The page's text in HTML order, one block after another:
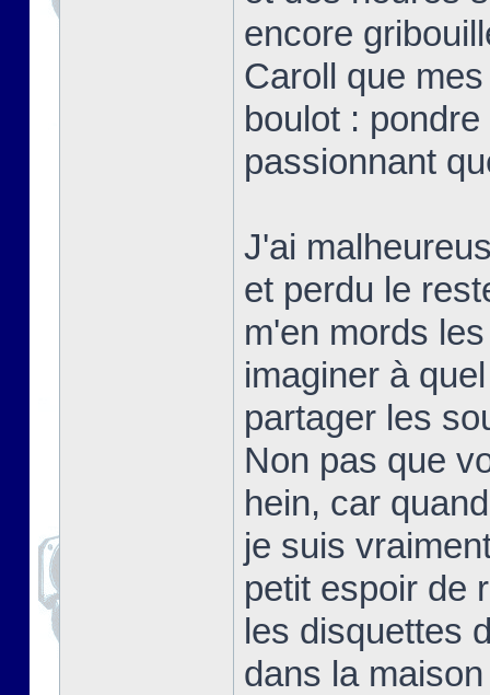
encore
Caroll que
boulot :
passionnant
J'ai
et perdu le
m'en mords
imaginer à
partager les
Non pas que
hein, car
je suis
petit espoir de
les disquettes
dans la